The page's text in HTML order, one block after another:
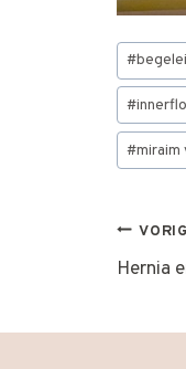
Bericht
tags:
#
#
#miraim
Hernia